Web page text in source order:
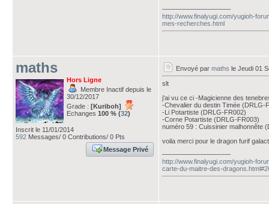
http://www.finalyugi.com/yugioh-
mes-recherches.html
maths
Hors Ligne
Membre Inactif depuis le
30/12/2017
Grade : [Kuriboh]
Echanges 100 % (32)
Inscrit le 11/01/2014
592 Messages/ 0 Contributions/ 0 Pts
Message Privé
Envoyé par maths le Jeudi 01
slt
j'ai vu ce ci -Magicienne des
-Chevalier du destin Timée (DRLG-
-Li Potartiste (DRLG-FR002)
-Corne Potartiste (DRLG-FR003)
numéro 59 : Cuissinier malhonnête
voila merci pour le dragon furif
http://www.finalyugi.com/yugioh-
carte-du-maitre-des-